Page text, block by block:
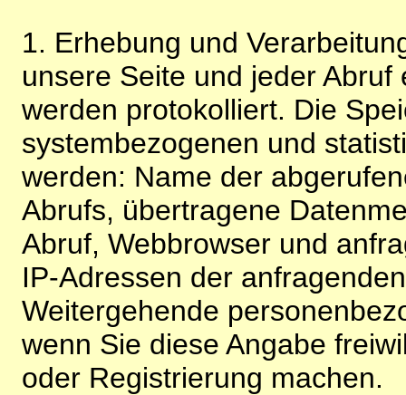
1. Erhebung und
unsere Seite und jeder
werden protokolliert. Die
systembezogenen und
werden: Name der
Abrufs, übertragene
Abruf, Webbrowser und
IP-Adressen der
Weitergehende
wenn Sie diese Angabe
oder Registrierung machen.